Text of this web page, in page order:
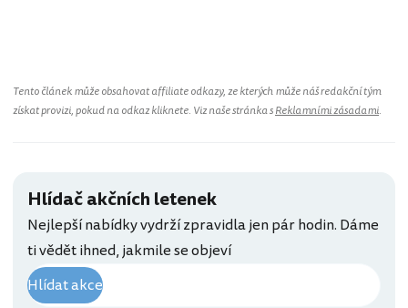
Tento článek může obsahovat affiliate odkazy, ze kterých může náš redakční tým
získat provizi, pokud na odkaz kliknete. Viz naše stránka sReklamními zásadami.
Hlídač akčních letenek
Nejlepší nabídky vydrží zpravidla jen pár hodin. Dáme
ti vědět ihned, jakmile se objeví
Hlídat akce